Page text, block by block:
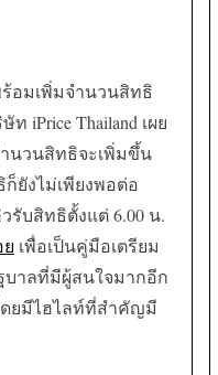
อมเพิ่มจำนวนสิทธิ
ษัท iPrice Thailand เผย
นวนสิทธิจะเพิ่มขึ้น
ยังไม่เพียงพอต่อ
รับสิทธิตั้งแต่6.00 น.
เพื่อเป็นคู่มือเตรียม
าลที่มีผู้สนใจมากอีก
ยมีไฮไลท์ที่สำคัญมี